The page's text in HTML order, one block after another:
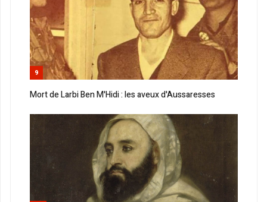
9
Mort de Larbi Ben M'Hidi : les aveux d'Aussaresses